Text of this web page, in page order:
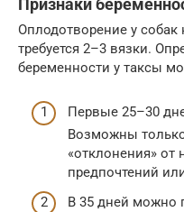
Признаки
Оплодотворение у собак
требуется 2–3 вязки.
беременности у таксы
Первые 25–30
Возможны
«отклонения»
предпочтений
В 35 дней можно